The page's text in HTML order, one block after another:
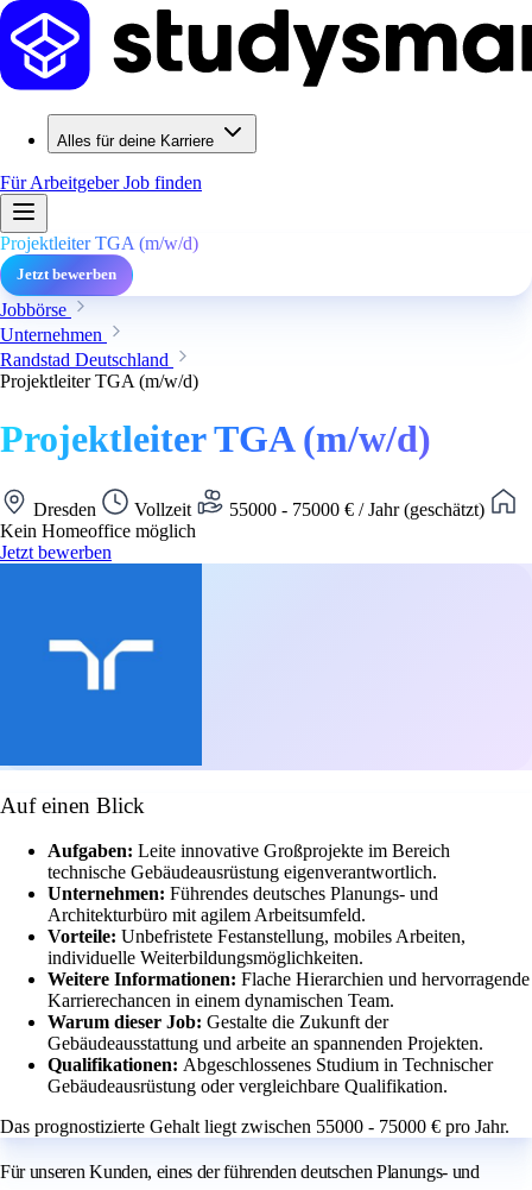
Alles für deine Karriere
Für ArbeitgeberJob finden
Projektleiter TGA (m/w/d)
Jetzt bewerben
Jobbörse
Unternehmen
Randstad Deutschland
Projektleiter TGA (m/w/d)
Projektleiter TGA (m/w/d)
Dresden Vollzeit
55000 - 75000 € / Jahr (geschätzt)
Kein Homeoffice möglich
Jetzt bewerben
Auf einen Blick
Aufgaben: Leite innovative Großprojekte im Bereich
technische Gebäudeausrüstung eigenverantwortlich.
Unternehmen: Führendes deutsches Planungs- und
Architekturbüro mit agilem Arbeitsumfeld.
Vorteile: Unbefristete Festanstellung, mobiles Arbeiten,
individuelle Weiterbildungsmöglichkeiten.
Weitere Informationen: Flache Hierarchien und hervorragende
Karrierechancen in einem dynamischen Team.
Warum dieser Job: Gestalte die Zukunft der
Gebäudeausstattung und arbeite an spannenden Projekten.
Qualifikationen: Abgeschlossenes Studium in Technischer
Gebäudeausrüstung oder vergleichbare Qualifikation.
Das prognostizierte Gehalt liegt zwischen 55000 - 75000 € pro Jahr.
Für unseren Kunden, eines der führenden deutschen Planungs- und